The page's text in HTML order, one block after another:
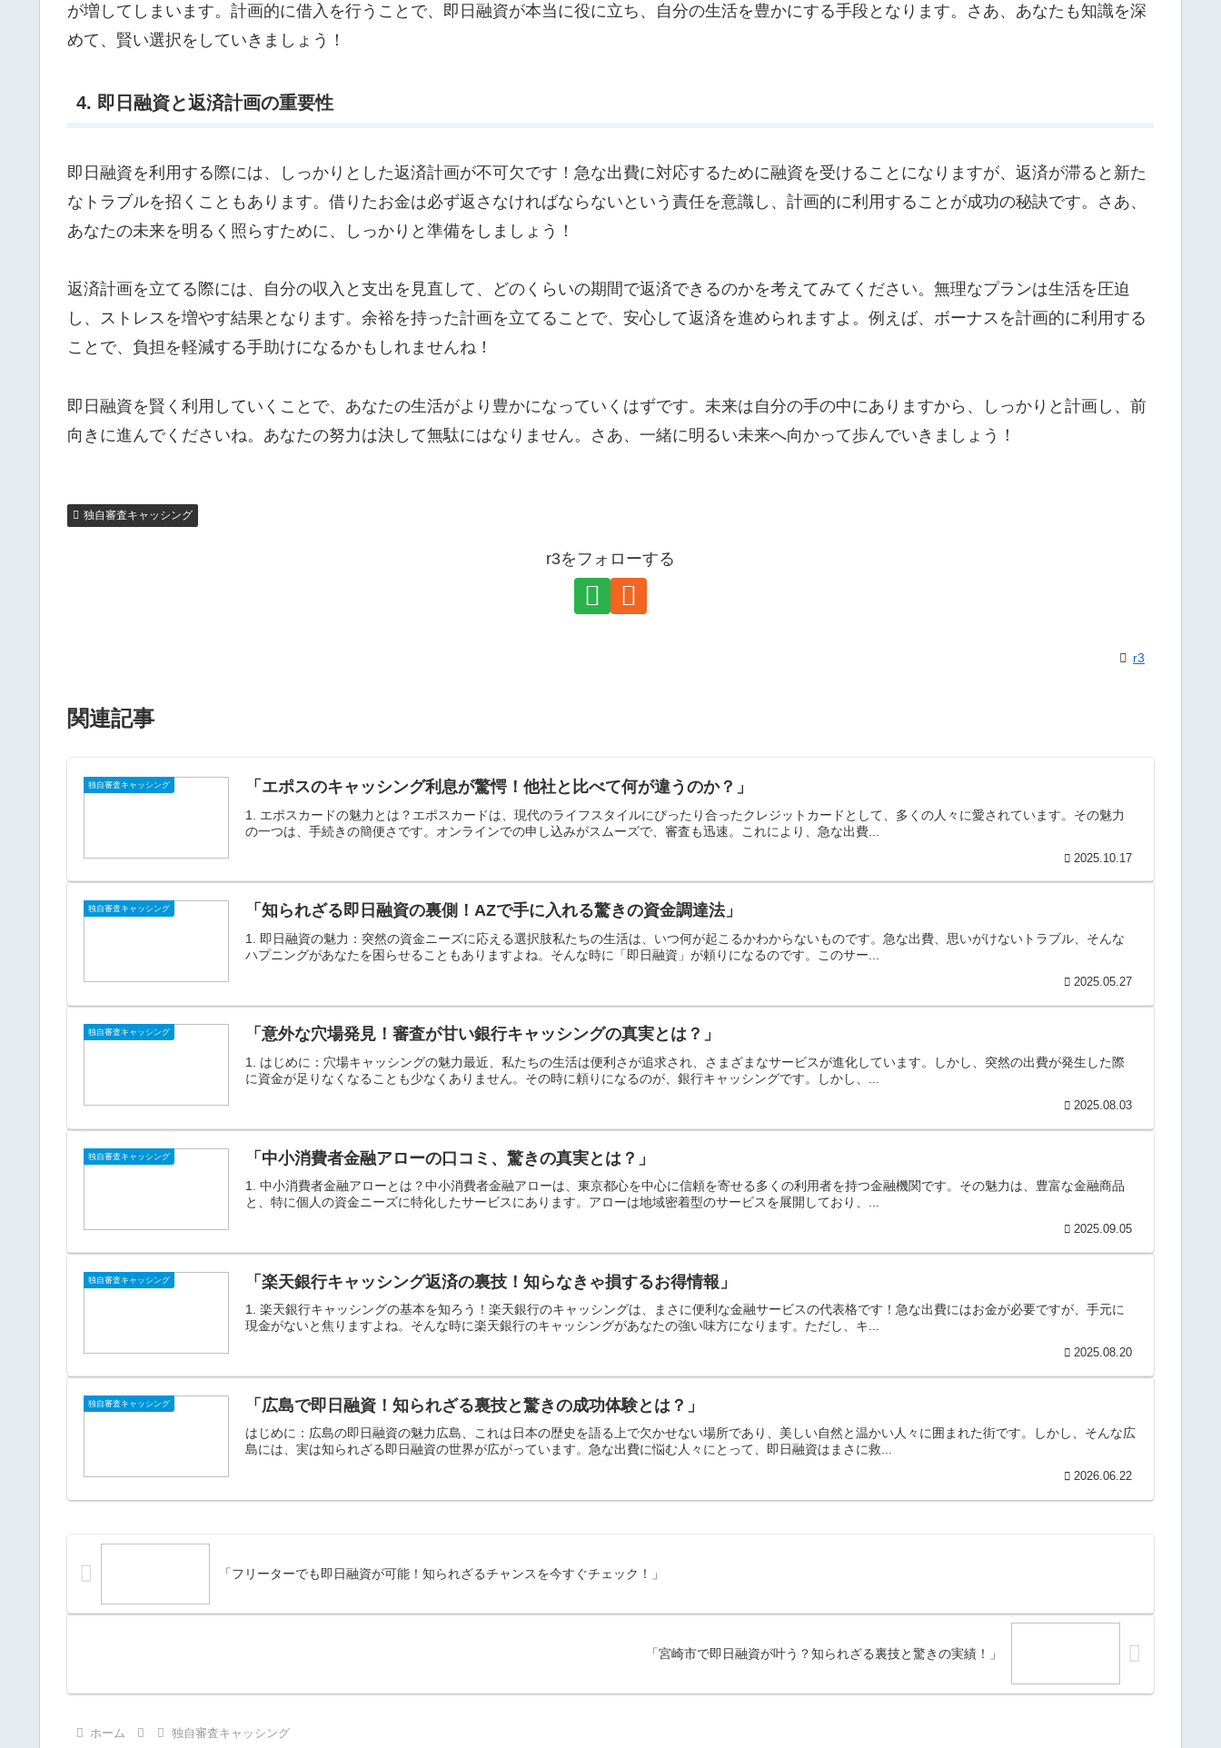
が増してしまいます。計画的に借入を行うことで、即日融資が本当に役に立ち、自分の生活を豊かにする手段となります。さあ、あなたも知識を深
めて、賢い選択をしていきましょう！
4. 即日融資と返済計画の重要性
即日融資を利用する際には、しっかりとした返済計画が不可欠です！急な出費に対応するために融資を受けることになりますが、返済が滞ると新た
なトラブルを招くこともあります。借りたお金は必ず返さなければならないという責任を意識し、計画的に利用することが成功の秘訣です。さあ、
あなたの未来を明るく照らすために、しっかりと準備をしましょう！
返済計画を立てる際には、自分の収入と支出を見直して、どのくらいの期間で返済できるのかを考えてみてください。無理なプランは生活を圧迫
し、ストレスを増やす結果となります。余裕を持った計画を立てることで、安心して返済を進められますよ。例えば、ボーナスを計画的に利用する
ことで、負担を軽減する手助けになるかもしれませんね！
即日融資を賢く利用していくことで、あなたの生活がより豊かになっていくはずです。未来は自分の手の中にありますから、しっかりと計画し、前
向きに進んでくださいね。あなたの努力は決して無駄にはなりません。さあ、一緒に明るい未来へ向かって歩んでいきましょう！
独自審査キャッシング
r3をフォローする
r3
関連記事
独自審査キャッシング 「エポスのキャッシング利息が驚愕！他社と比べて何が違うのか？」
1. エポスカードの魅力とは？エポスカードは、現代のライフスタイルにぴったり合ったクレジットカードとして、多くの人々に愛されています。その魅力
の一つは、手続きの簡便さです。オンラインでの申し込みがスムーズで、審査も迅速。これにより、急な出費...
2025.10.17
独自審査キャッシング 「知られざる即日融資の裏側！AZで手に入れる驚きの資金調達法」
1. 即日融資の魅力：突然の資金ニーズに応える選択肢私たちの生活は、いつ何が起こるかわからないものです。急な出費、思いがけないトラブル、そんな
ハプニングがあなたを困らせることもありますよね。そんな時に「即日融資」が頼りになるのです。このサー...
2025.05.27
独自審査キャッシング 「意外な穴場発見！審査が甘い銀行キャッシングの真実とは？」
1. はじめに：穴場キャッシングの魅力最近、私たちの生活は便利さが追求され、さまざまなサービスが進化しています。しかし、突然の出費が発生した際
に資金が足りなくなることも少なくありません。その時に頼りになるのが、銀行キャッシングです。しかし、...
2025.08.03
独自審査キャッシング 「中小消費者金融アローの口コミ、驚きの真実とは？」
1. 中小消費者金融アローとは？中小消費者金融アローは、東京都心を中心に信頼を寄せる多くの利用者を持つ金融機関です。その魅力は、豊富な金融商品
と、特に個人の資金ニーズに特化したサービスにあります。アローは地域密着型のサービスを展開しており、...
2025.09.05
独自審査キャッシング 「楽天銀行キャッシング返済の裏技！知らなきゃ損するお得情報」
1. 楽天銀行キャッシングの基本を知ろう！楽天銀行のキャッシングは、まさに便利な金融サービスの代表格です！急な出費にはお金が必要ですが、手元に
現金がないと焦りますよね。そんな時に楽天銀行のキャッシングがあなたの強い味方になります。ただし、キ...
2025.08.20
独自審査キャッシング 「広島で即日融資！知られざる裏技と驚きの成功体験とは？」
はじめに：広島の即日融資の魅力広島、これは日本の歴史を語る上で欠かせない場所であり、美しい自然と温かい人々に囲まれた街です。しかし、そんな広
島には、実は知られざる即日融資の世界が広がっています。急な出費に悩む人々にとって、即日融資はまさに救...
2026.06.22
「フリーターでも即日融資が可能！知られざるチャンスを今すぐチェック！」
「宮崎市で即日融資が叶う？知られざる裏技と驚きの実績！」
ホーム 独自審査キャッシング